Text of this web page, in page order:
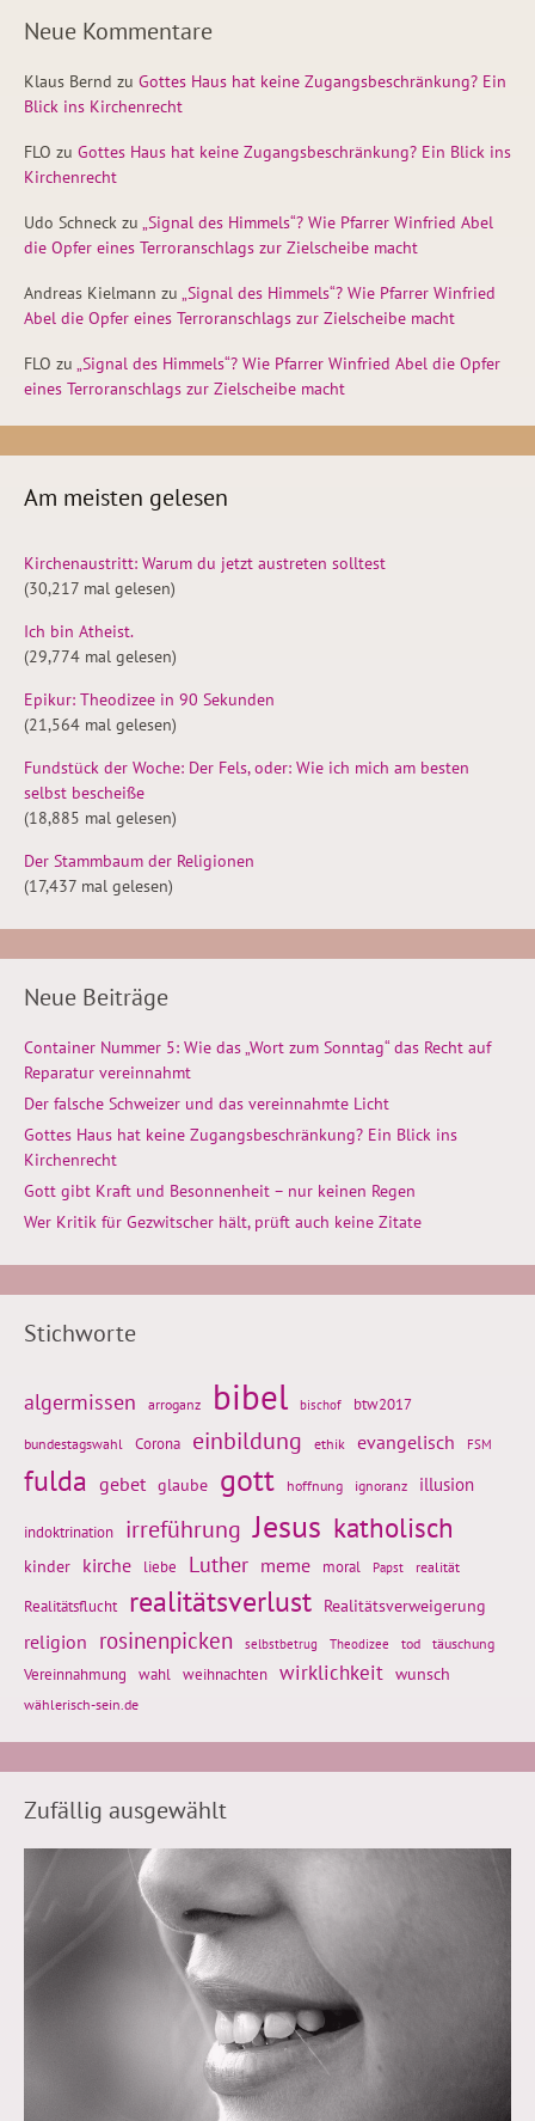
Neue Kommentare
Klaus Bernd zu Gottes Haus hat keine Zugangsbeschränkung? Ein
Blick ins Kirchenrecht
FLO zu Gottes Haus hat keine Zugangsbeschränkung? Ein Blick ins
Kirchenrecht
Udo Schneck zu „Signal des Himmels“? Wie Pfarrer Winfried Abel
die Opfer eines Terroranschlags zur Zielscheibe macht
Andreas Kielmann zu „Signal des Himmels“? Wie Pfarrer Winfried
Abel die Opfer eines Terroranschlags zur Zielscheibe macht
FLO zu „Signal des Himmels“? Wie Pfarrer Winfried Abel die Opfer
eines Terroranschlags zur Zielscheibe macht
Am meisten gelesen
Kirchenaustritt: Warum du jetzt austreten solltest
(30,217 mal gelesen)
Ich bin Atheist.
(29,774 mal gelesen)
Epikur: Theodizee in 90 Sekunden
(21,564 mal gelesen)
Fundstück der Woche: Der Fels, oder: Wie ich mich am besten
selbst bescheiße
(18,885 mal gelesen)
Der Stammbaum der Religionen
(17,437 mal gelesen)
Neue Beiträge
Container Nummer 5: Wie das „Wort zum Sonntag“ das Recht auf
Reparatur vereinnahmt
Der falsche Schweizer und das vereinnahmte Licht
Gottes Haus hat keine Zugangsbeschränkung? Ein Blick ins
Kirchenrecht
Gott gibt Kraft und Besonnenheit – nur keinen Regen
Wer Kritik für Gezwitscher hält, prüft auch keine Zitate
Stichworte
algermissen arroganz bibel bischof btw2017
bundestagswahl Corona einbildung ethik evangelisch FSM
fulda gebet glaube gott hoffnung ignoranz illusion
indoktrination irreführung Jesus katholisch
kinder kirche liebe Luther meme moral Papst realität
Realitätsflucht realitätsverlust Realitätsverweigerung
religion rosinenpicken selbstbetrug Theodizee tod täuschung
Vereinnahmung wahl weihnachten wirklichkeit wunsch
wählerisch-sein.de
Zufällig ausgewählt